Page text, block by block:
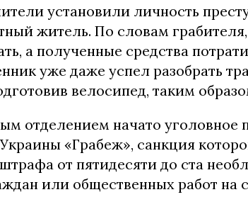
установили личность
житель. По словам
а полученные средства
уже даже успел разобрать
велосипед, таким
отделением начато уголовное
Украины «Грабеж», санкция
от пятидесяти до ста
или общественных работ на